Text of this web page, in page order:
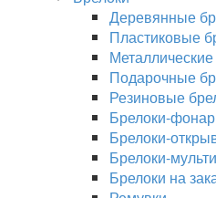
Деревянные
Пластиковые
Подарочные
Резиновые
Брелоки-
Брелоки-
Брелоки-
Брелоки на